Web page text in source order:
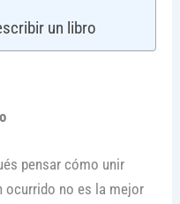
un libro
pensar cómo unir
ocurrido no es la mejor